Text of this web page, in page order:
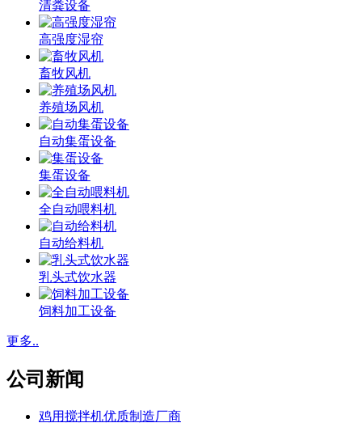
清粪设备
高强度湿帘
畜牧风机
养殖场风机
自动集蛋设备
集蛋设备
全自动喂料机
自动给料机
乳头式饮水器
饲料加工设备
更多..
公司新闻
鸡用搅拌机优质制造厂商